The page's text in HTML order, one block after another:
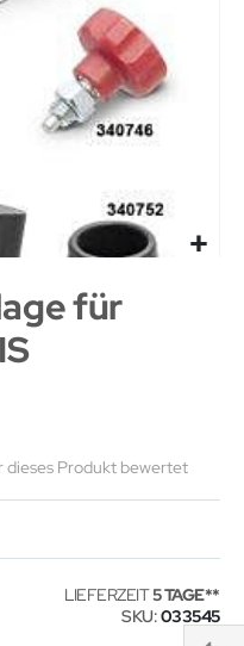
für
dieses Produkt bewertet
LIEFERZEIT5 TAGE
SKU 033545